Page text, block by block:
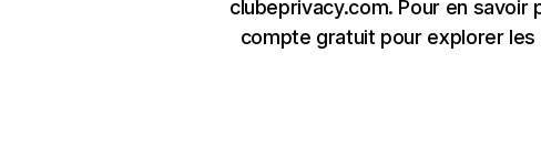
clubeprivacy.com. Pour en
compte gratuit pour explorer